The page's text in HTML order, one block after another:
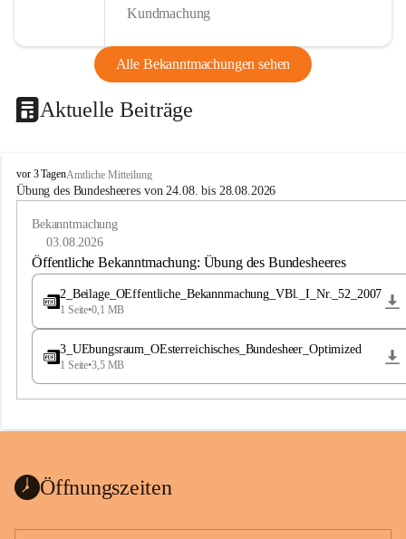
Kundmachung
Alle Bekanntmachungen sehen
Aktuelle Beiträge
B
u
e
a
vor 3 TagenAmtliche Mitteilung
Übung des Bundesheeres von 24.08. bis 28.08.2026
Bekanntmachung
03.08.2026
Öffentliche Bekanntmachung: Übung des Bundesheeres
2_Beilage_OEffentliche_Bekannmachung_VBl._I_Nr._52_2007
1 Seite•0,1 MB
3_UEbungsraum_OEsterreichisches_Bundesheer_Optimized
1 Seite•3,5 MB
Öffnungszeiten